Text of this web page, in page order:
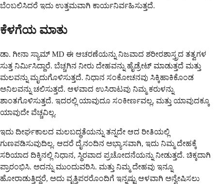
ಬೆಂಬಲಿಸಿದರೆ ಇದು ಉತ್ತಮವಾಗಿ ಕಾರ್ಯನಿರ್ವಹಿಸುತ್ತದೆ.
ಕೆಳಗೆಯ ಮಾತು
ಡಾ. ಗೀನಾ ಸ್ಯಾಮ್ MD ಈ ಆಚರಣೆಯನ್ನು ನಿಜವಾದ ಶರೀರಶಾಸ್ತ್ರದ ತತ್ವಗಳ
ಸುತ್ತ ನಿರ್ಮಿಸಿದ್ದಾರೆ. ಬೆಚ್ಚಗಿನ ನೀರು ದೇಹವನ್ನು ಹೈಡ್ರೇಟ್ ಮಾಡುತ್ತದೆ ಮತ್ತು
ಮಲವನ್ನು ಮೃದುಗೊಳಿಸುತ್ತದೆ. ನಿಧಾನ ಸಂಕೋಚನವು ಸಿಕ್ಕಿಹಾಕಿಕೊಂಡ
ಅನಿಲವನ್ನು ಚಲಿಸುತ್ತದೆ. ಆಳವಾದ ಉಸಿರಾಟವು ನಿಮ್ಮ ಕರುಳನ್ನು
ಶಾಂತಗೊಳಿಸುತ್ತದೆ. ಇದರಲ್ಲಿ ಯಾವುದೂ ಸಂಕೀರ್ಣವಲ್ಲ, ಮತ್ತು ಯಾವುದಕ್ಕೂ
ಯಾವುದೇ ವೆಚ್ಚವಿಲ್ಲ.
ಇದು ದೀರ್ಘಕಾಲದ ಮಲಬದ್ಧತೆಯನ್ನು ತನ್ನದೇ ಆದ ರೀತಿಯಲ್ಲಿ
ಗುಣಪಡಿಸುವುದಿಲ್ಲ. ಆದರೆ ದೈನಂದಿನ ಅಭ್ಯಾಸವಾಗಿ, ಇದು ನಿಮ್ಮ ದೇಹಕ್ಕೆ
ಸರಿಯಾದ ದಿಕ್ಕಿನಲ್ಲಿ ನಿಧಾನ, ಸ್ಥಿರವಾದ ಪ್ರಚೋದನೆಯನ್ನು ನೀಡುತ್ತದೆ. ಚಿಕ್ಕದಾಗಿ
ಪ್ರಾರಂಭಿಸಿ. ಅದನ್ನು ಮುಂದುವರಿಸಿ. ಮತ್ತು ನಿಮ್ಮ ದೇಹವು ಇನ್ನೂ
ಹೋರಾಡುತ್ತಿದ್ದರೆ, ಅದು ವೃತ್ತಿಪರರೊಂದಿಗೆ ಇನ್ನಷ್ಟು ಆಳವಾಗಿ ಅನ್ವೇಷಿಸಲು